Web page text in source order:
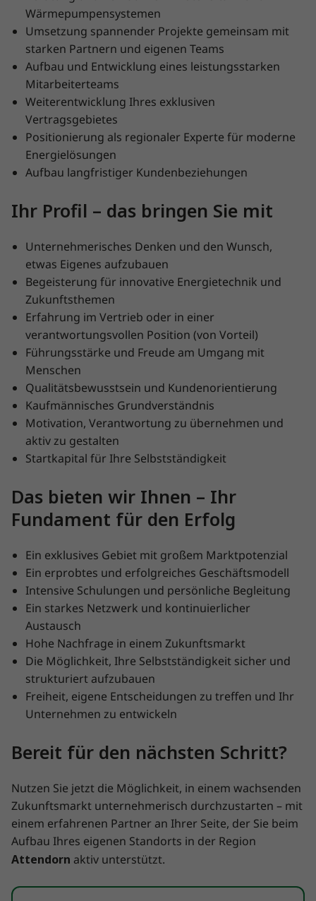
Wärmepumpensystemen
Umsetzung spannender Projekte gemeinsam mit
starken Partnern und eigenen Teams
Aufbau und Entwicklung eines leistungsstarken
Mitarbeiterteams
Weiterentwicklung Ihres exklusiven
Vertragsgebietes
Positionierung als regionaler Experte für moderne
Energielösungen
Aufbau langfristiger Kundenbeziehungen
Ihr Profil – das bringen Sie mit
Unternehmerisches Denken und den Wunsch,
etwas Eigenes aufzubauen
Begeisterung für innovative Energietechnik und
Zukunftsthemen
Erfahrung im Vertrieb oder in einer
verantwortungsvollen Position (von Vorteil)
Führungsstärke und Freude am Umgang mit
Menschen
Qualitätsbewusstsein und Kundenorientierung
Kaufmännisches Grundverständnis
Motivation, Verantwortung zu übernehmen und
aktiv zu gestalten
Startkapital für Ihre Selbstständigkeit
Das bieten wir Ihnen – Ihr
Fundament für den Erfolg
Ein exklusives Gebiet mit großem Marktpotenzial
Ein erprobtes und erfolgreiches Geschäftsmodell
Intensive Schulungen und persönliche Begleitung
Ein starkes Netzwerk und kontinuierlicher
Austausch
Hohe Nachfrage in einem Zukunftsmarkt
Die Möglichkeit, Ihre Selbstständigkeit sicher und
strukturiert aufzubauen
Freiheit, eigene Entscheidungen zu treffen und Ihr
Unternehmen zu entwickeln
Bereit für den nächsten Schritt?
Nutzen Sie jetzt die Möglichkeit, in einem wachsenden
Zukunftsmarkt unternehmerisch durchzustarten – mit
einem erfahrenen Partner an Ihrer Seite, der Sie beim
Aufbau Ihres eigenen Standorts in der Region
Attendorn aktiv unterstützt.